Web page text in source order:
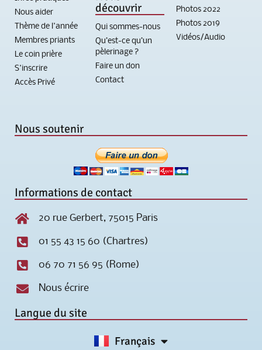
Nous aider
Thème de l'année
Membres priants
Le coin prière
S'inscrire
Accès Privé
découvrir
Qui sommes-nous
Qu’est-ce qu’un
pèlerinage ?
Faire un don
Contact
Photos 2022
Photos 2019
Vidéos/Audio
Nous soutenir
Informations de contact
20 rue Gerbert, 75015 Paris
01 55 43 15 60 (Chartres)
06 70 71 56 95 (Rome)
Nous écrire
Langue du site
Français
English